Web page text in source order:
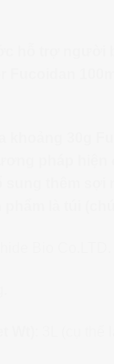
hỗ trợ người
Fucoidan
khoảng 30g
pháp hiện
sung thêm sợi
là túi
Wt)